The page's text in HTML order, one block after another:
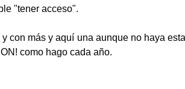
"tener acceso".
con más y aquí una aunque no haya
como hago cada año.